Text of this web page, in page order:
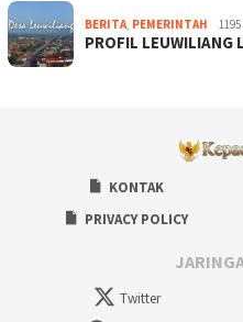
BERITA, PEMERINTAH
PROFIL LEUWILIANG
KONTAK
PRIVACY POLICY
Twitter